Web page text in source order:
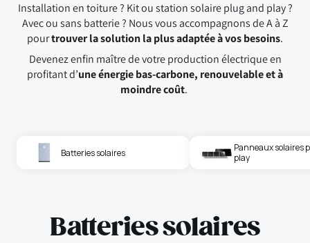
Installation en toiture ? Kit ou station solaire plug and play ?
Avec ou sans batterie ? Nous vous accompagnons de A à Z
pourtrouver la solution la plus adaptée à vos besoins.
Devenez enfin maître de votre production électrique en
profitant d’une énergie bas-carbone, renouvelable et à
moindre coût.
Batteries solaires
Panneaux solaires
play
Batteries solaires